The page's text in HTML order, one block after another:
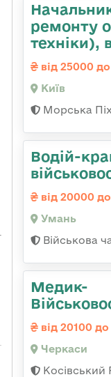
ремонту
техніки),
від 25000
Київ
Морська
Водій-
від 20000
Умань
Військова
Медик-
від 20100
Черкаси